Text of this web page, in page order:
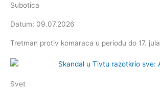
Subotica
Datum: 09.07.2026
Tretman protiv komaraca u periodu do 17. jula
Svet